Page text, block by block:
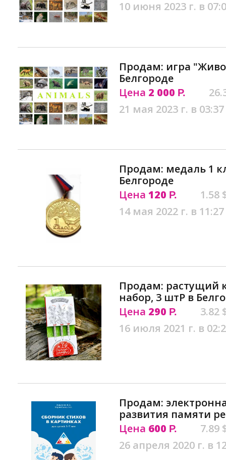
10 июня 2023 г. в
Продам: игра
Белгороде
Цена 2 000 Р.
21 мая 2023 г. в 03:37
Продам: медаль 1
Белгороде
Цена 120 Р.
1.58
14 мая 2022 г. в 11:27
Продам: растущий
набор, 3 штР в
Цена 290 Р.
3.82
16 июля 2021 г. в
Продам:
развития памяти
Цена 600 Р.
7.89
26 апреля 2020 г. в